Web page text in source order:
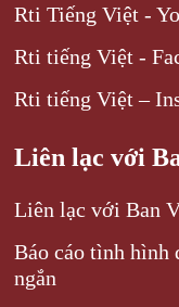
Rti Tiếng Việt -
Rti tiếng Việt -
Rti tiếng Việt –
Liên lạc với
Liên lạc với Ban
Báo cáo tình hình
ngắn